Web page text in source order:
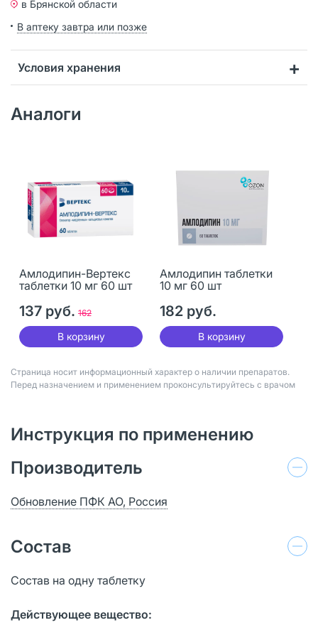
в Брянской области
В аптеку завтра или позже
Условия хранения
Аналоги
Амлодипин-Вертекс
таблетки 10 мг 60 шт
137 руб. 162
В корзину
Амлодипин таблетки
10 мг 60 шт
182 руб.
В корзину
Страница носит информационный характер о наличии препаратов.
Перед назначением и применением проконсультируйтесь с врачом
Инструкция по применению
Производитель
Обновление ПФК АО, Россия
Состав
Состав на одну таблетку
Действующее вещество: